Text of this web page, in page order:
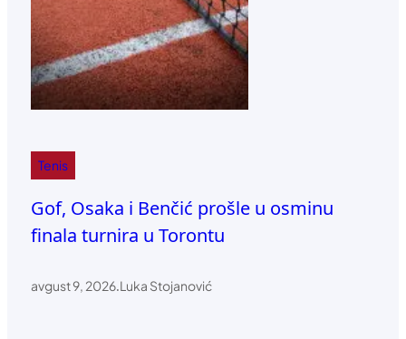
Tenis
Gof, Osaka i Benčić prošle u osminu
finala turnira u Torontu
avgust 9, 2026.Luka Stojanović